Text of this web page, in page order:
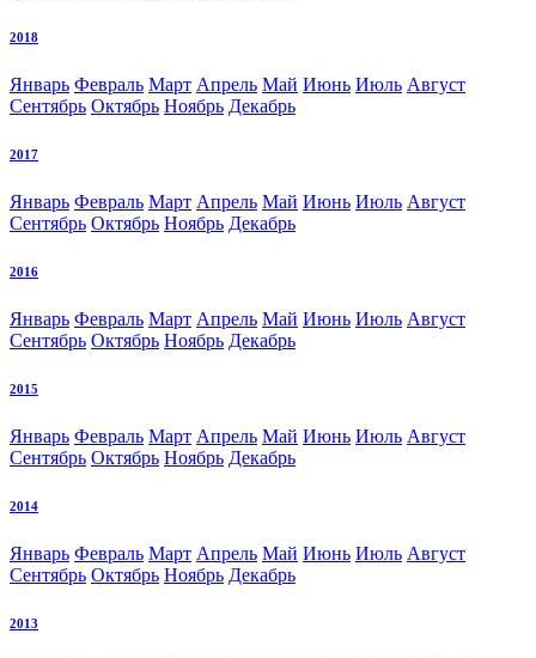
2018
Январь Февраль Март Апрель Май Июнь Июль Август
Сентябрь Октябрь Ноябрь Декабрь
2017
Январь Февраль Март Апрель Май Июнь Июль Август
Сентябрь Октябрь Ноябрь Декабрь
2016
Январь Февраль Март Апрель Май Июнь Июль Август
Сентябрь Октябрь Ноябрь Декабрь
2015
Январь Февраль Март Апрель Май Июнь Июль Август
Сентябрь Октябрь Ноябрь Декабрь
2014
Январь Февраль Март Апрель Май Июнь Июль Август
Сентябрь Октябрь Ноябрь Декабрь
2013